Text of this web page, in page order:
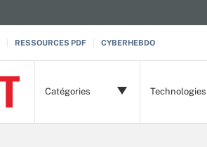
RESSOURCES PDF CYBERHEBDO
Catégories Technologies